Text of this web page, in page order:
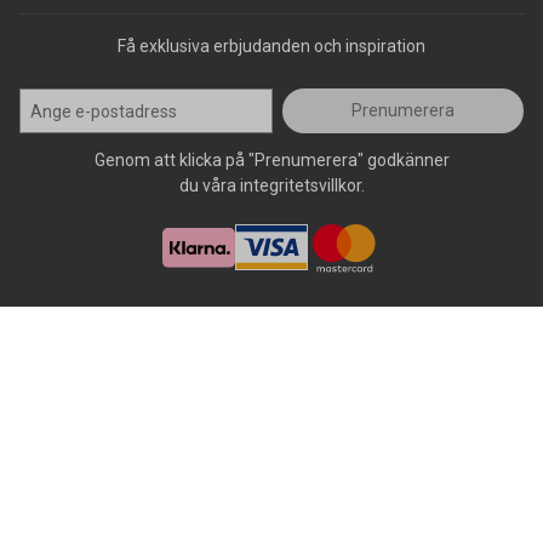
Få exklusiva erbjudanden och inspiration
Prenumerera
Genom att klicka på "Prenumerera" godkänner
du våra integritetsvillkor.